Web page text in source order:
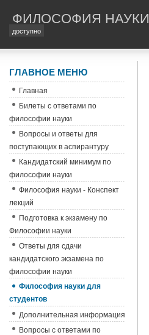
ФИЛОСОФИЯ НАУКИ
доступно
ГЛАВНОЕ МЕНЮ
Главная
Билеты с ответами по
философии науки
Вопросы и ответы для
поступающих в аспирантуру
Кандидатский минимум по
философии науки
Философия науки - Конспект
лекций
Подготовка к экзамену по
Философии науки
Ответы для сдачи
кандидатского экзамена по
философии науки
Философия науки для
студентов
Дополнительная информация
Вопросы с ответами по